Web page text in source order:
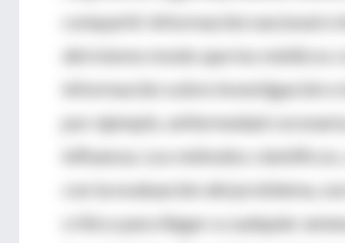
compartir información nacional e
del mismo modo que los médicos
información sobre investigación e
por ejemplo, enfermedad
influenza. Los métodos
con la evaluación del problema,
crítico para llegar a cualquier